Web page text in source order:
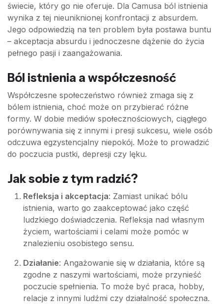
świecie, który go nie oferuje. Dla Camusa ból istnienia
wynika z tej nieuniknionej konfrontacji z absurdem.
Jego odpowiedzią na ten problem była postawa buntu
– akceptacja absurdu i jednoczesne dążenie do życia
pełnego pasji i zaangażowania.
Ból istnienia a współczesność
Współczesne społeczeństwo również zmaga się z
bólem istnienia, choć może on przybierać różne
formy. W dobie mediów społecznościowych, ciągłego
porównywania się z innymi i presji sukcesu, wiele osób
odczuwa egzystencjalny niepokój. Może to prowadzić
do poczucia pustki, depresji czy lęku.
Jak sobie z tym radzić?
Refleksja i akceptacja: Zamiast unikać bólu
istnienia, warto go zaakceptować jako część
ludzkiego doświadczenia. Refleksja nad własnym
życiem, wartościami i celami może pomóc w
znalezieniu osobistego sensu.
Działanie: Angażowanie się w działania, które są
zgodne z naszymi wartościami, może przynieść
poczucie spełnienia. To może być praca, hobby,
relacje z innymi ludźmi czy działalność społeczna.